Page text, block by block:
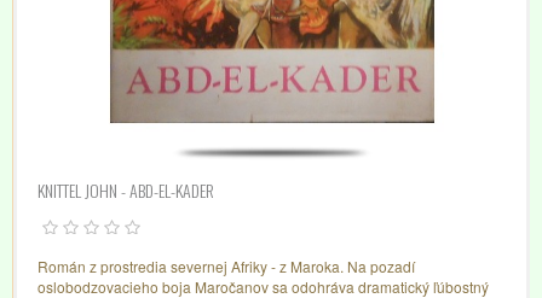
KNITTEL JOHN - ABD-EL-KADER
Román z prostredia severnej Afriky - z Maroka. Na pozadí
oslobodzovacieho boja Maročanov sa odohráva dramatický ľúbostný